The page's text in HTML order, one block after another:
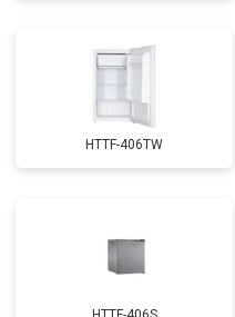
HTTF-406TW